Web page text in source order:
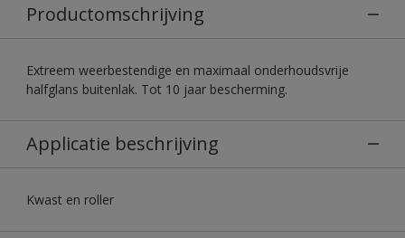
Productomschrijving
Extreem weerbestendige en maximaal onderhoudsvrije
halfglans buitenlak. Tot 10 jaar bescherming.
Applicatie beschrijving
Kwast en roller